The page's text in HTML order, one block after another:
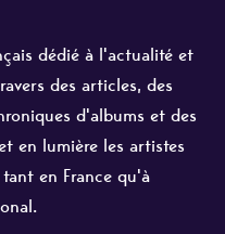
dédié à l'actualité et
des articles, des
d'albums et des
en lumière les artistes
tant en France qu'à